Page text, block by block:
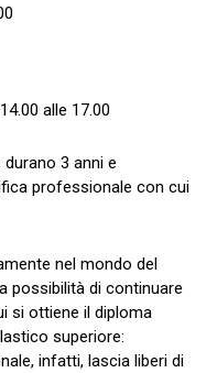
alle 17.00
3 anni e
professionale con cui
nel mondo del
possibilità di continuare
si ottiene il diploma
superiore:
infatti, lascia liberi di